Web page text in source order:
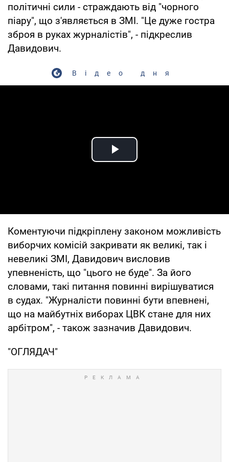
політичні сили - страждають від "чорного
піару", що з'являється в ЗМІ. "Це дуже гостра
зброя в руках журналістів", - підкреслив
Давидович.
Відео дня
Play Video
Коментуючи підкріплену законом можливість
виборчих комісій закривати як великі, так і
невеликі ЗМІ, Давидович висловив
упевненість, що "цього не буде". За його
словами, такі питання повинні вирішуватися
в судах. "Журналісти повинні бути впевнені,
що на майбутніх виборах ЦВК стане для них
арбітром", - також зазначив Давидович.
"ОГЛЯДАЧ"